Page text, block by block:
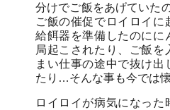
分けでご飯をあげていた
ご飯の催促でロイロイに
給餌器を準備したのにに
局起こされたり、ご飯を
まい仕事の途中で抜け出
たり…そんな事も今では
ロイロイが病気になった